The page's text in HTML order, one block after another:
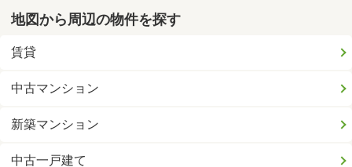
地図から周辺の物件を探す
賃貸
中古マンション
新築マンション
中古一戸建て